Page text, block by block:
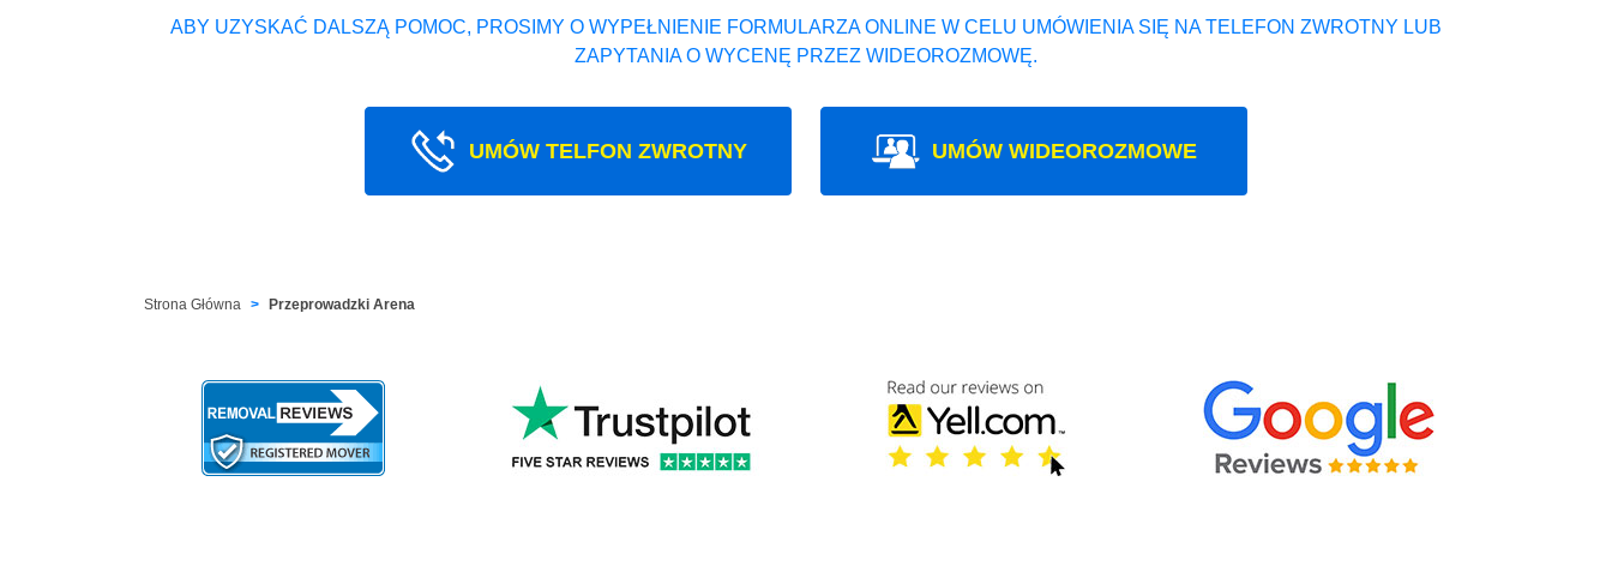
ABY UZYSKAĆ DALSZĄ POMOC, PROSIMY O WYPEŁNIENIE FORMULARZA ONLINE W CELU UMÓWIENIA SIĘ NA TELEFON ZWROTNY LUB
ZAPYTANIA O WYCENĘ PRZEZ WIDEOROZMOWĘ.
UMÓW TELFON ZWROTNY UMÓW WIDEOROZMOWE
Strona Główna Przeprowadzki Arena